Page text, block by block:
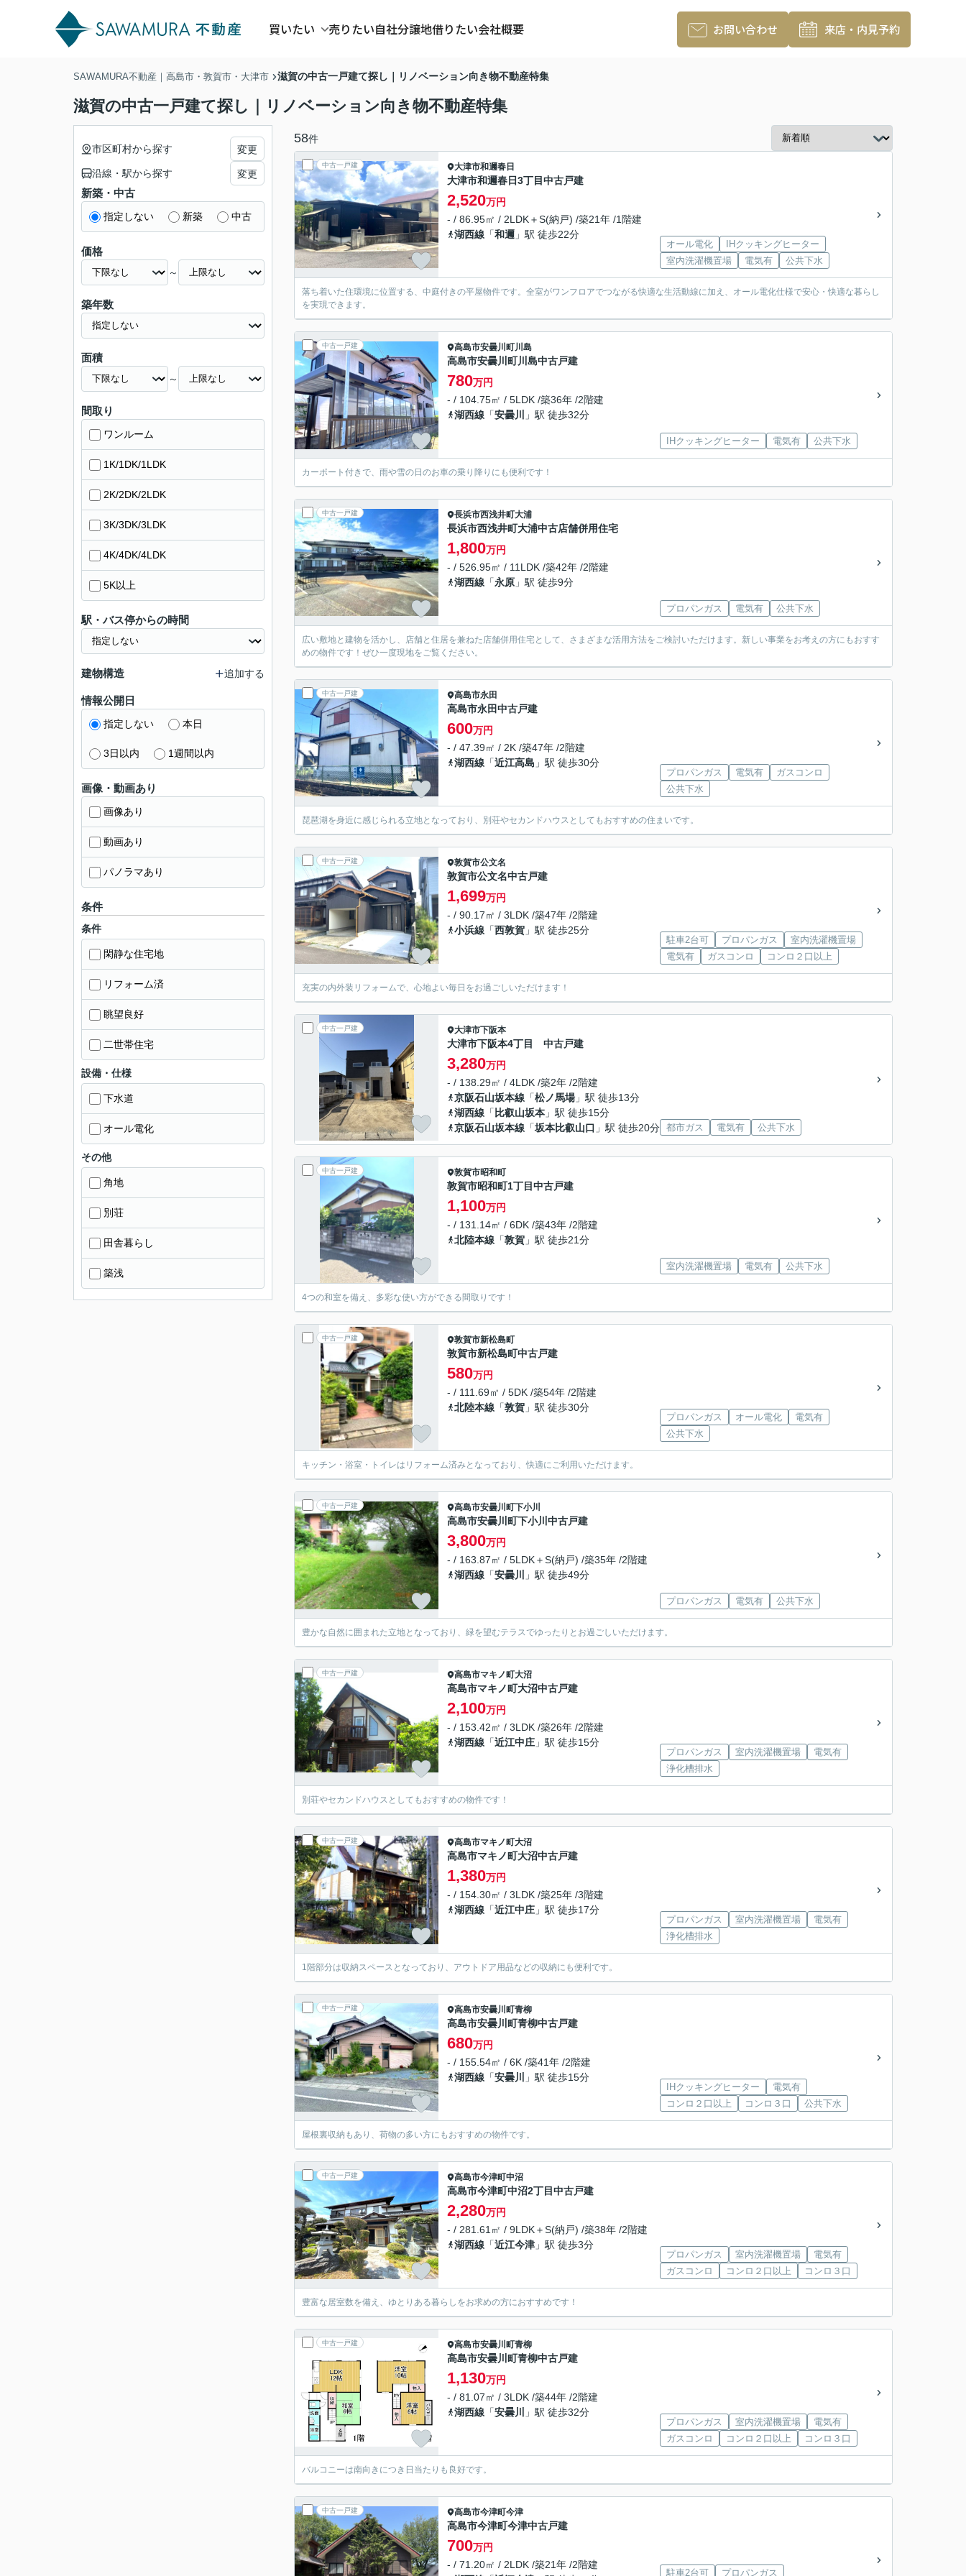
買いたい 売りたい自社分譲地借りたい会社概要 お問い合わせ 来店・内見予約
SAWAMURA不動産｜高島市・敦賀市・大津市 滋賀の中古一戸建て探し｜リノベーション向き物不動産特集
滋賀の中古一戸建て探し｜リノベーション向き物不動産特集
58件
中古一戸建 大津市和邇春日
大津市和邇春日3丁目中古戸建
2,520万円
- / 86.95㎡ / 2LDK＋S(納戸) /築21年 /1階建
湖西線 「和邇 」駅 徒歩22分
オール電化
IHクッキングヒーター
室内洗濯機置場
電気有 公共下水
落ち着いた住環境に位置する、中庭付きの平屋物件です。全室がワンフロアでつながる快適な生活動線に加え、オール電化仕様で安心・快適な暮らし
を実現できます。
中古一戸建 高島市安曇川町川島
高島市安曇川町川島中古戸建
780万円
- / 104.75㎡ / 5LDK /築36年 /2階建
湖西線 「安曇川 」駅 徒歩32分
IHクッキングヒーター 電気有 公共下水
カーポート付きで、雨や雪の日のお車の乗り降りにも便利です！
中古一戸建 長浜市西浅井町大浦
長浜市西浅井町大浦中古店舗併用住宅
1,800万円
- / 526.95㎡ / 11LDK /築42年 /2階建
湖西線 「永原 」駅 徒歩9分
プロパンガス 電気有 公共下水
広い敷地と建物を活かし、店舗と住居を兼ねた店舗併用住宅として、さまざまな活用方法をご検討いただけます。新しい事業をお考えの方にもおすす
めの物件です！ぜひ一度現地をご覧ください。
中古一戸建 高島市永田
高島市永田中古戸建
600万円
- / 47.39㎡ / 2K /築47年 /2階建
湖西線 「近江高島 」駅 徒歩30分
プロパンガス 電気有
ガスコンロ
公共下水
琵琶湖を身近に感じられる立地となっており、別荘やセカンドハウスとしてもおすすめの住まいです。
中古一戸建 敦賀市公文名
敦賀市公文名中古戸建
1,699万円
- / 90.17㎡ / 3LDK /築47年 /2階建
小浜線 「西敦賀 」駅 徒歩25分
駐車2台可 プロパンガス
室内洗濯機置場
電気有
ガスコンロ コンロ２口以上
充実の内外装リフォームで、心地よい毎日をお過ごしいただけます！
中古一戸建 大津市下阪本
大津市下阪本4丁目 中古戸建
3,280万円
- / 138.29㎡ / 4LDK /築2年 /2階建
京阪石山坂本線 「松ノ馬場」駅 徒歩13分
湖西線 「 比叡山坂本 」駅 徒歩15分
京阪石山坂本線 「坂本比叡山口 」駅 徒歩20分 都市ガス 電気有 公共下水
中古一戸建 敦賀市昭和町
敦賀市昭和町1丁目中古戸建
1,100万円
- / 131.14㎡ / 6DK /築43年 /2階建
北陸本線 「敦賀 」駅 徒歩21分
室内洗濯機置場 電気有 公共下水
4つの和室を備え、多彩な使い方ができる間取りです！
中古一戸建 敦賀市新松島町
敦賀市新松島町中古戸建
580万円
- / 111.69㎡ / 5DK /築54年 /2階建
北陸本線 「敦賀 」駅 徒歩30分
プロパンガス オール電化
電気有
公共下水
キッチン・浴室・トイレはリフォーム済みとなっており、快適にご利用いただけます。
中古一戸建 高島市安曇川町下小川
高島市安曇川町下小川中古戸建
3,800万円
- / 163.87㎡ / 5LDK＋S(納戸) /築35年 /2階建
湖西線 「安曇川 」駅 徒歩49分
プロパンガス 電気有 公共下水
豊かな自然に囲まれた立地となっており、緑を望むテラスでゆったりとお過ごしいただけます。
中古一戸建 高島市マキノ町大沼
高島市マキノ町大沼中古戸建
2,100万円
- / 153.42㎡ / 3LDK /築26年 /2階建
湖西線 「近江中庄 」駅 徒歩15分
プロパンガス 室内洗濯機置場
電気有
浄化槽排水
別荘やセカンドハウスとしてもおすすめの物件です！
中古一戸建 高島市マキノ町大沼
高島市マキノ町大沼中古戸建
1,380万円
- / 154.30㎡ / 3LDK /築25年 /3階建
湖西線 「近江中庄 」駅 徒歩17分
プロパンガス 室内洗濯機置場
電気有
浄化槽排水
1階部分は収納スペースとなっており、アウトドア用品などの収納にも便利です。
中古一戸建 高島市安曇川町青柳
高島市安曇川町青柳中古戸建
680万円
- / 155.54㎡ / 6K /築41年 /2階建
湖西線 「安曇川 」駅 徒歩15分
IHクッキングヒーター
電気有
コンロ２口以上
コンロ３口 公共下水
屋根裏収納もあり、荷物の多い方にもおすすめの物件です。
中古一戸建 高島市今津町中沼
高島市今津町中沼2丁目中古戸建
2,280万円
- / 281.61㎡ / 9LDK＋S(納戸) /築38年 /2階建
湖西線 「近江今津 」駅 徒歩3分
プロパンガス 室内洗濯機置場
電気有
ガスコンロ
コンロ２口以上 コンロ３口
豊富な居室数を備え、ゆとりある暮らしをお求めの方におすすめです！
中古一戸建 高島市安曇川町青柳
高島市安曇川町青柳中古戸建
1,130万円
- / 81.07㎡ / 3LDK /築44年 /2階建
湖西線 「安曇川 」駅 徒歩32分
プロパンガス 室内洗濯機置場
電気有
ガスコンロ
コンロ２口以上 コンロ３口
バルコニーは南向きにつき日当たりも良好です。
中古一戸建 高島市今津町今津
高島市今津町今津中古戸建
700万円
- / 71.20㎡ / 2LDK /築21年 /2階建
駐車2台可 プロパンガス
市区町村から探す 変更
沿線・駅から探す 変更
新築・中古
指定しない 新築 中古
価格
～
築年数
面積
～
間取り
ワンルーム
1K/1DK/1LDK
2K/2DK/2LDK
3K/3DK/3LDK
4K/4DK/4LDK
5K以上
駅・バス停からの時間
建物構造 追加する
情報公開日
指定しない 本日
3日以内 1週間以内
画像・動画あり
画像あり
動画あり
パノラマあり
条件
条件
閑静な住宅地
リフォーム済
眺望良好
二世帯住宅
設備・仕様
下水道
オール電化
その他
角地
別荘
田舎暮らし
築浅